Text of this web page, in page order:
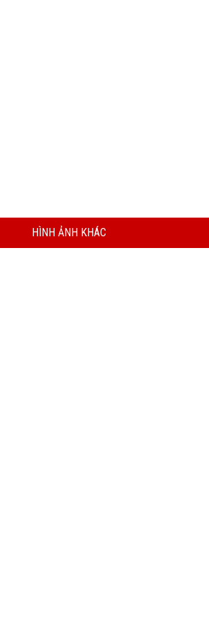
HÌNH ẢNH KHÁC